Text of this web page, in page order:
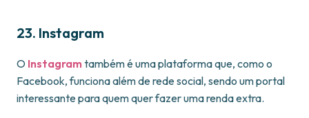
23. Instagram
O Instagramtambém é uma plataforma que, como o
Facebook, funciona além de rede social, sendo um portal
interessante para quem quer fazer uma renda extra.